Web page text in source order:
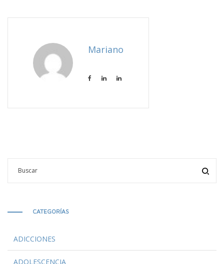
Mariano
CATEGORÍAS
ADICCIONES
ADOLESCENCIA